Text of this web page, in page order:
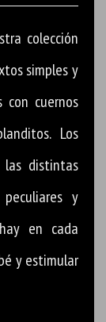
colección
simples y
cuernos
Los
las distintas
y
en cada
y estimular